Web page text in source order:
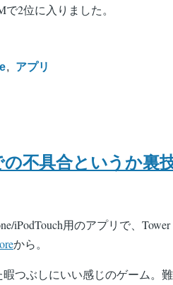
2位に入りました。
アプリ
不具合というか裏
iPodTouch用のアプリで、
から。
つぶしにいい感じのゲーム。